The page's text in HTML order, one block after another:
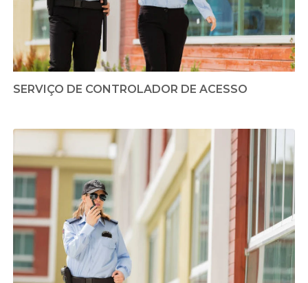
SERVIÇO DE CONTROLADOR DE ACESSO